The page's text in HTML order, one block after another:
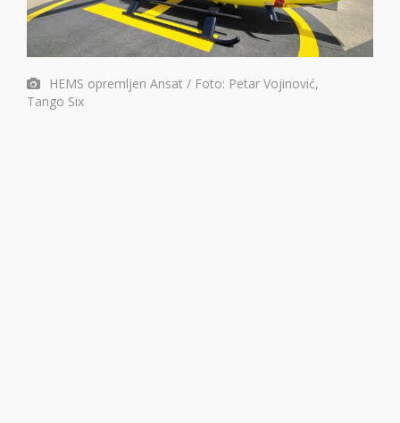
HEMS opremljen Ansat / Foto: Petar Vojinović,
Tango Six